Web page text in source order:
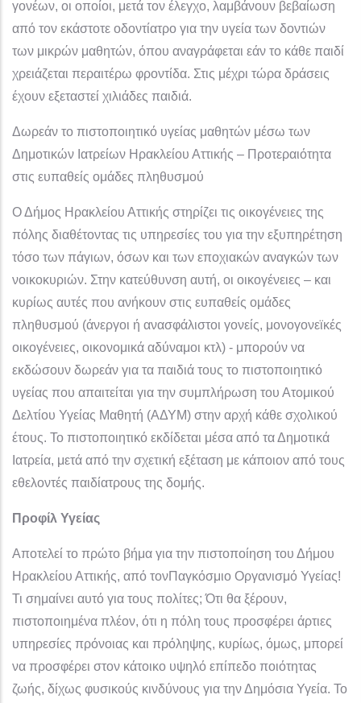
γονέων, οι οποίοι, μετά τον έλεγχο, λαμβάνουν βεβαίωση
από τον εκάστοτε οδοντίατρο για την υγεία των δοντιών
των μικρών μαθητών, όπου αναγράφεται εάν το κάθε παιδί
χρειάζεται περαιτέρω φροντίδα. Στις μέχρι τώρα δράσεις
έχουν εξεταστεί χιλιάδες παιδιά.
Δωρεάν το πιστοποιητικό υγείας μαθητών μέσω των
Δημοτικών Ιατρείων Ηρακλείου Αττικής – Προτεραιότητα
στις ευπαθείς ομάδες πληθυσμού
Ο Δήμος Ηρακλείου Αττικής στηρίζει τις οικογένειες της
πόλης διαθέτοντας τις υπηρεσίες του για την εξυπηρέτηση
τόσο των πάγιων, όσων και των εποχιακών αναγκών των
νοικοκυριών. Στην κατεύθυνση αυτή, οι οικογένειες – και
κυρίως αυτές που ανήκουν στις ευπαθείς ομάδες
πληθυσμού (άνεργοι ή ανασφάλιστοι γονείς, μονογονεϊκές
οικογένειες, οικονομικά αδύναμοι κτλ) - μπορούν να
εκδώσουν δωρεάν για τα παιδιά τους το πιστοποιητικό
υγείας που απαιτείται για την συμπλήρωση του Ατομικού
Δελτίου Υγείας Μαθητή (ΑΔΥΜ) στην αρχή κάθε σχολικού
έτους. Το πιστοποιητικό εκδίδεται μέσα από τα Δημοτικά
Ιατρεία, μετά από την σχετική εξέταση με κάποιον από τους
εθελοντές παιδίατρους της δομής.
Προφίλ Υγείας
Αποτελεί το πρώτο βήμα για την πιστοποίηση του Δήμου
Ηρακλείου Αττικής, από τονΠαγκόσμιο Οργανισμό Υγείας!
Τι σημαίνει αυτό για τους πολίτες; Ότι θα ξέρουν,
πιστοποιημένα πλέον, ότι η πόλη τους προσφέρει άρτιες
υπηρεσίες πρόνοιας και πρόληψης, κυρίως, όμως, μπορεί
να προσφέρει στον κάτοικο υψηλό επίπεδο ποιότητας
ζωής, δίχως φυσικούς κινδύνους για την Δημόσια Υγεία. Το